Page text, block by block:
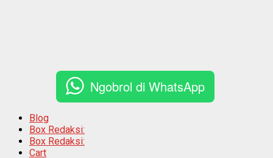
Ngobrol di WhatsApp
Blog
Box Redaksi:
Box Redaksi:
Cart